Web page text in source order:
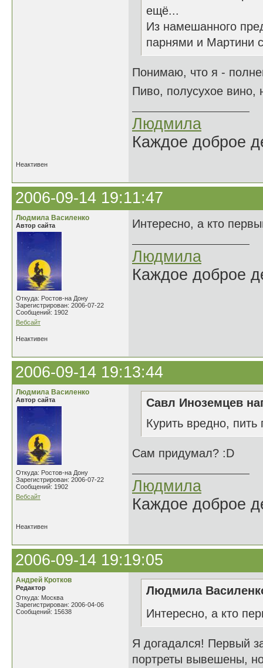
ещё...
Из намешанного
парнями и Мартини
Понимаю, что я -
Пиво, полусухое вино,
Людмила
Каждое доброе
Неактивен
2006-09-14 19:11:47
Людмила Василенко
Автор сайта
Откуда: Ростов-на Дону
Зарегистрирован: 2006-07-22
Сообщений: 1902
Вебсайт
Интересно, а кто
Людмила
Каждое доброе
Неактивен
2006-09-14 19:13:44
Людмила Василенко
Автор сайта
Откуда: Ростов-на Дону
Зарегистрирован: 2006-07-22
Сообщений: 1902
Вебсайт
Савл Иноземцев
Курить вредно,
Сам придумал? :D
Людмила
Каждое доброе
Неактивен
2006-09-14 19:19:05
Андрей Кротков
Редактор
Откуда: Москва
Зарегистрирован: 2006-04-06
Сообщений: 15638
Людмила
Интересно, а кто
Я догадался! Первый
портреты вывешены,